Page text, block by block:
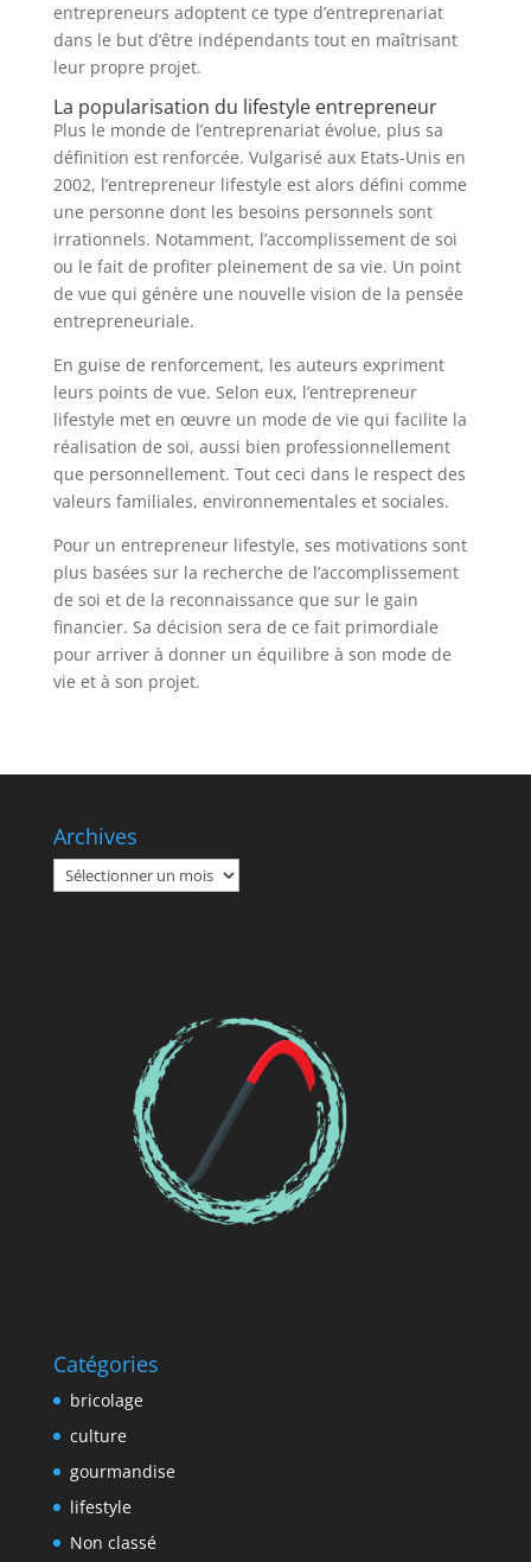
entrepreneurs adoptent ce type d’entreprenariat
dans le but d’être indépendants tout en maîtrisant
leur propre projet.
La popularisation du lifestyle entrepreneur
Plus le monde de l’entreprenariat évolue, plus sa
définition est renforcée. Vulgarisé aux Etats-Unis en
2002, l’entrepreneur lifestyle est alors défini comme
une personne dont les besoins personnels sont
irrationnels. Notamment, l’accomplissement de soi
ou le fait de profiter pleinement de sa vie. Un point
de vue qui génère une nouvelle vision de la pensée
entrepreneuriale.
En guise de renforcement, les auteurs expriment
leurs points de vue. Selon eux, l’entrepreneur
lifestyle met en œuvre un mode de vie qui facilite la
réalisation de soi, aussi bien professionnellement
que personnellement. Tout ceci dans le respect des
valeurs familiales, environnementales et sociales.
Pour un entrepreneur lifestyle, ses motivations sont
plus basées sur la recherche de l’accomplissement
de soi et de la reconnaissance que sur le gain
financier. Sa décision sera de ce fait primordiale
pour arriver à donner un équilibre à son mode de
vie et à son projet.
Archives
Archives
Catégories
bricolage
culture
gourmandise
lifestyle
Non classé